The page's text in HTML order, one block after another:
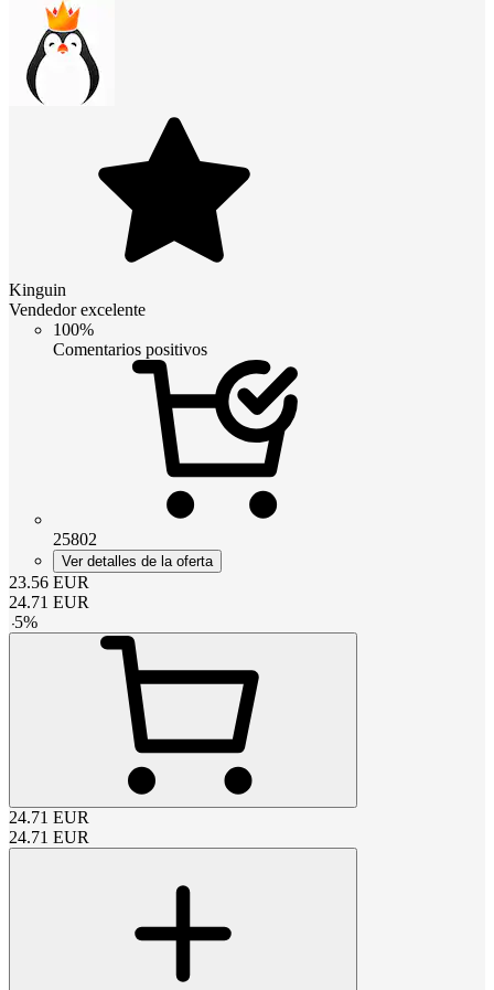
Kinguin
Vendedor excelente
100%
Comentarios positivos
25802
Ver detalles de la oferta
23.56 EUR
24.71 EUR
-5%
24.71 EUR
24.71 EUR